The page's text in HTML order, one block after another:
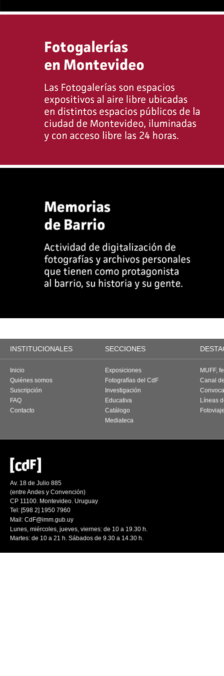
INSTITUCIONALES SECCIONES
Inicio
Quiénes somos
Suscripción
FAQ
Contacto
Exposiciones
Fotografías del CdF
Investigación
Educativa
Catálogo
Mediateca
MUFF,
Canal
Líneas
Av. 18 de Julio 885
(entre Andes y Convención)
CP 11100. Montevideo. Uruguay
Tel: [598 2] 1950 7960
Mail: CdF@imm.gub.uy
Lunes, miércoles, jueves, viernes: de 10 a 19.30 h.
Martes: de 10 a 21 h. Sábados de 9.30 a 14.30 h.